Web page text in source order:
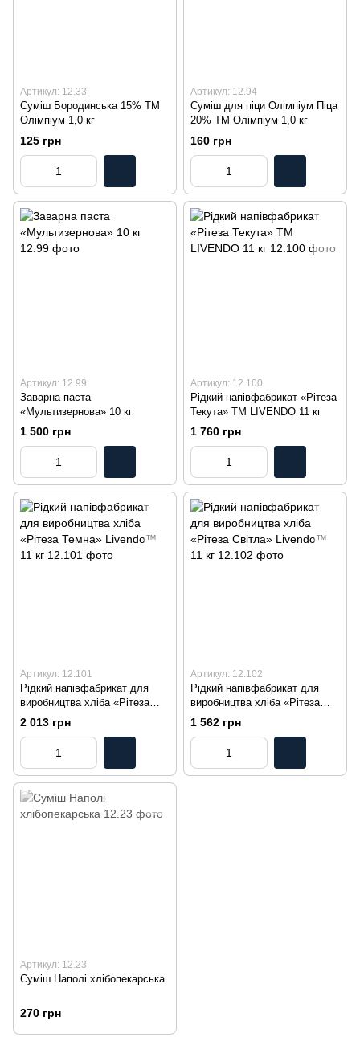
Артикул: 12.33
Суміш Бородинська 15% ТМ
Олімпіум 1,0 кг
125 грн
Артикул: 12.94
Суміш для піци Олімпіум Піца
20% ТМ Олімпіум 1,0 кг
160 грн
Артикул: 12.99
Заварна паста
«Мультизернова» 10 кг
1 500 грн
Артикул: 12.100
Рідкий напівфабрикат «Рітеза
Текута» ТМ LIVENDO 11 кг
1 760 грн
Артикул: 12.101
Рідкий напівфабрикат для
виробництва хліба «Рітеза
Темна» Livendo™ 11 кг
2 013 грн
Артикул: 12.102
Рідкий напівфабрикат для
виробництва хліба «Рітеза
Світла» Livendo™ 11 кг
1 562 грн
Артикул: 12.23
Суміш Наполі хлібопекарська
270 грн